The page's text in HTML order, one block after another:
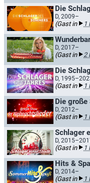
D, 2009–
(Gast in 1
D, 2017–
(Gast in 2
Die
D,
(Gast in 1
Die große
D, 2012–
(Gast in 1
Schlager
D,
(Gast in 1
Hits &
D, 2014–
(Gast in 1